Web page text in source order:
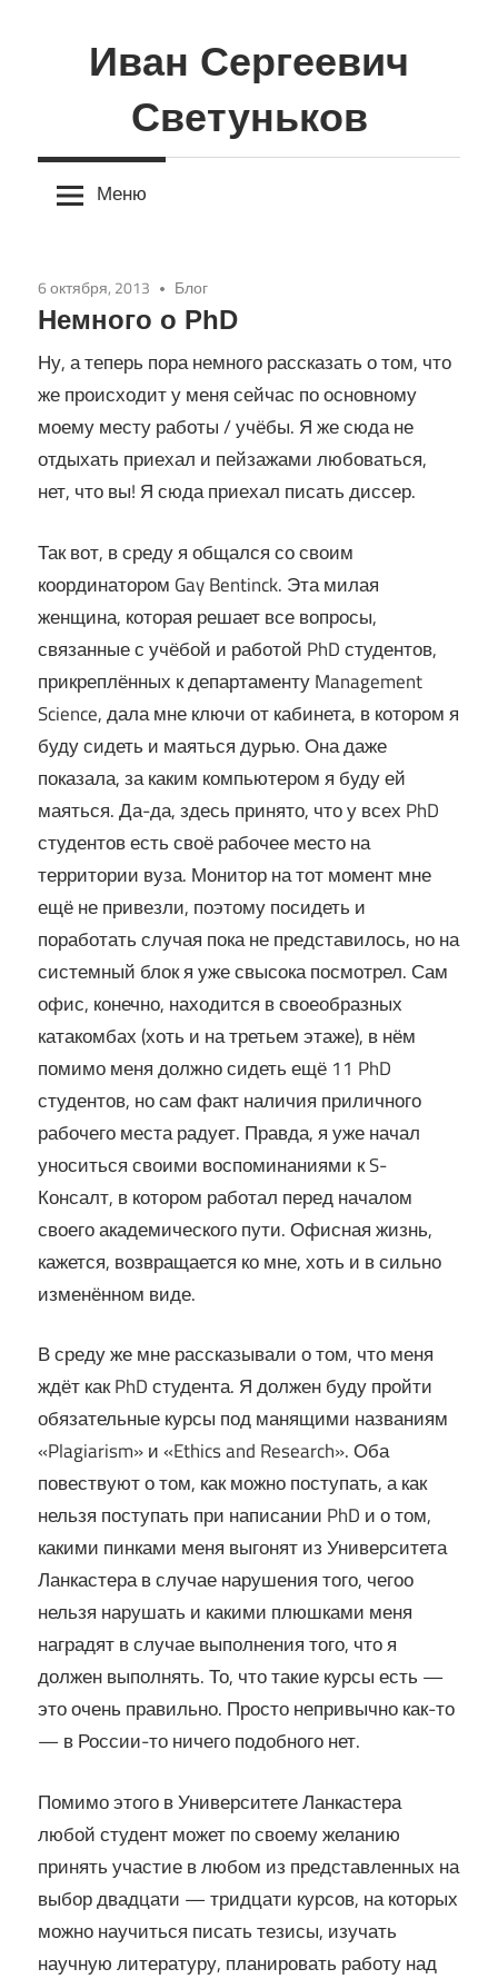
содержимому
Иван Сергеевич
Светуньков
Меню
6 октября, 2013 Блог
Немного о PhD
Ну, а теперь пора немного рассказать о том, что
же происходит у меня сейчас по основному
моему месту работы / учёбы. Я же сюда не
отдыхать приехал и пейзажами любоваться,
нет, что вы! Я сюда приехал писать диссер.
Так вот, в среду я общался со своим
координатором Gay Bentinck. Эта милая
женщина, которая решает все вопросы,
связанные с учёбой и работой PhD студентов,
прикреплённых к департаменту Management
Science, дала мне ключи от кабинета, в котором я
буду сидеть и маяться дурью. Она даже
показала, за каким компьютером я буду ей
маяться. Да-да, здесь принято, что у всех PhD
студентов есть своё рабочее место на
территории вуза. Монитор на тот момент мне
ещё не привезли, поэтому посидеть и
поработать случая пока не представилось, но на
системный блок я уже свысока посмотрел. Сам
офис, конечно, находится в своеобразных
катакомбах (хоть и на третьем этаже), в нём
помимо меня должно сидеть ещё 11 PhD
студентов, но сам факт наличия приличного
рабочего места радует. Правда, я уже начал
уноситься своими воспоминаниями к S-
Консалт, в котором работал перед началом
своего академического пути. Офисная жизнь,
кажется, возвращается ко мне, хоть и в сильно
изменённом виде.
В среду же мне рассказывали о том, что меня
ждёт как PhD студента. Я должен буду пройти
обязательные курсы под манящими названиям
«Plagiarism» и «Ethics and Research». Оба
повествуют о том, как можно поступать, а как
нельзя поступать при написании PhD и о том,
какими пинками меня выгонят из Университета
Ланкастера в случае нарушения того, чегоо
нельзя нарушать и какими плюшками меня
наградят в случае выполнения того, что я
должен выполнять. То, что такие курсы есть —
это очень правильно. Просто непривычно как-то
— в России-то ничего подобного нет.
Помимо этого в Университете Ланкастера
любой студент может по своему желанию
принять участие в любом из представленных на
выбор двадцати — тридцати курсов, на которых
можно научиться писать тезисы, изучать
научную литературу, планировать работу над